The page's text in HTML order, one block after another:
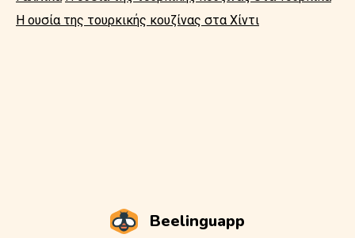
Η ουσία της τουρκικής κουζίνας στα Χίντι
Beelinguapp